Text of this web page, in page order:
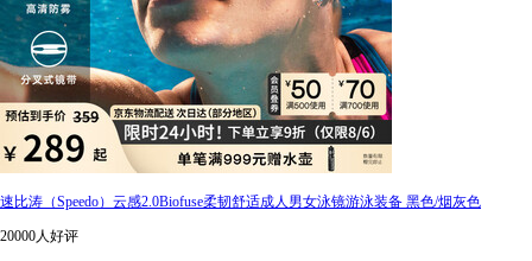
速比涛（Speedo）云感2.0Biofuse柔韧舒适成人男女泳镜游泳装备 黑色/烟灰色
20000人好评